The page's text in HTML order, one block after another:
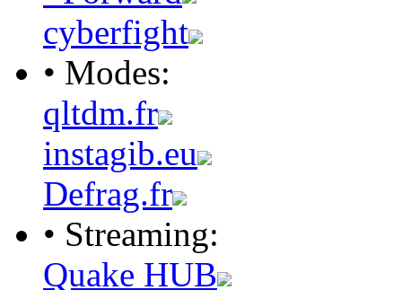
cyberfight
• Modes:
qltdm.fr
instagib.eu
Defrag.fr
• Streaming:
Quake HUB